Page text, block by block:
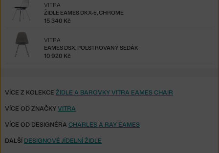
ŽIDLE EAMES DKX-5, CHROME
VITRA
15 340 Kč
EAMES DSX, POLSTROVANÝ SEDÁK
VITRA
10 920 Kč
VÍCE Z KOLEKCE ŽIDLE A BAROVKY VITRA EAMES CHAIR
VÍCE OD ZNAČKYVITRA
VÍCE OD DESIGNÉRA CHARLES A RAY EAMES
DALŠÍ DESIGNOVÉ JÍDELNÍ ŽIDLE